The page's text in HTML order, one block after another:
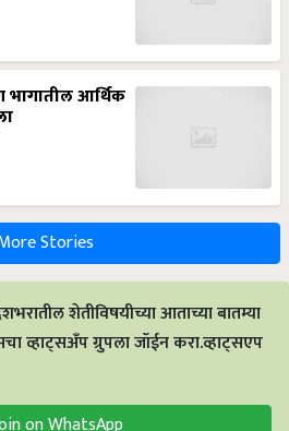
Stories
शेतीविषयीच्या आताच्या बातम्या
व्हाट्सअँप ग्रुपला जॉईन करा.व्हाट्सएप
on WhatsApp